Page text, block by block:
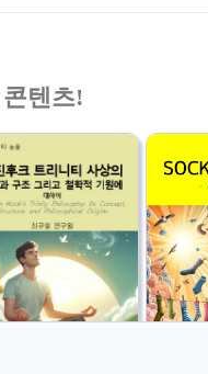
텐츠!